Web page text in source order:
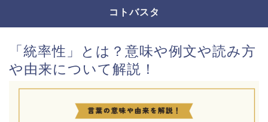
コトバスタ
「統率性」とは？意味や例文や読み方
や由来について解説！